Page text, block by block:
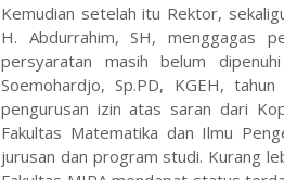
Kemudian setelah itu Rektor,
H. Abdurrahim, SH, menggagas
persyaratan masih belum
Soemohardjo, Sp.PD, KGEH,
pengurusan izin atas saran dari
Fakultas Matematika dan Ilmu
jurusan dan program studi. Kurang